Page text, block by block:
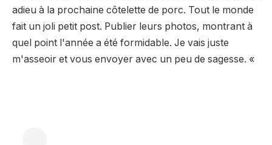
adieu à la prochaine côtelette de porc. Tout le monde
fait un joli petit post. Publier leurs photos, montrant à
quel point l'année a été formidable. Je vais juste
m'asseoir et vous envoyer avec un peu de sagesse. «